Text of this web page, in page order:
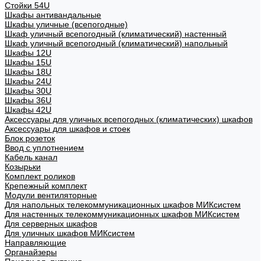
Стойки 54U
Шкафы антивандальные
Шкафы уличные (всепогодные)
Шкаф уличный всепогодный (климатический) настенный
Шкаф уличный всепогодный (климатический) напольный
Шкафы 12U
Шкафы 15U
Шкафы 18U
Шкафы 24U
Шкафы 30U
Шкафы 36U
Шкафы 42U
Аксессуары для уличных всепогодных (климатических) шкафов
Аксессуары для шкафов и стоек
Блок розеток
Ввод с уплотнением
Кабель канал
Козырьки
Комплект роликов
Крепежный комплект
Модули вентиляторные
Для напольных телекоммуникационных шкафов МИКсистем
Для настенных телекоммуникационных шкафов МИКсистем
Для серверных шкафов
Для уличных шкафов МИКсистем
Направляющие
Органайзеры